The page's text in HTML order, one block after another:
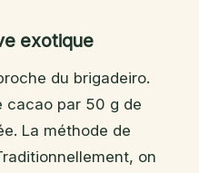
exotique
du brigadeiro.
cacao par 50 g de
La méthode de
on